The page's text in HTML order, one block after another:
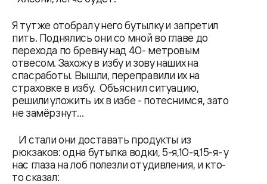
Я тут же отобрал у него бутылку и запретил
пить. Поднялись они со мной во главе до
перехода по бревну над 40- метровым
отвесом. Захожу в избу и зову наших на
спасработы. Вышли, переправили их на
страховке в избу. Объяснил ситуацию,
решили уложить их в избе - потеснимся, зато
не замёрзнут…
И стали они доставать продукты из
рюкзаков: одна бутылка водки, 5-я,10-я,15-я- у
нас глаза на лоб полезли от удивления, и кто-
то сказал: